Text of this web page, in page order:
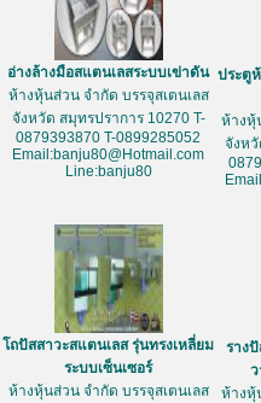
อ่างล้างมือสแตนเลสระบบเข่าดัน
ห้างหุ้นส่วน จำกัด บรรจุสเตนเลส
จังหวัด สมุทรปราการ 10270 T-
0879393870 T-0899285052
Email:banju80@Hotmail.com
Line:banju80
ประตู
ห้างหุ้
จังห
โถปัสสาวะสแตนเลส รุ่นทรงเหลี่ยม
ระบบเซ็นเซอร์
ห้างหุ้นส่วน จำกัด บรรจุสเตนเลส
ราง
ห้างหุ้